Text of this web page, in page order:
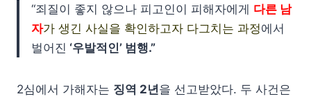
“죄질이 좋지 않으나 피고인이 피해자에게 다른 남
자가 생긴 사실을 확인하고자 다그치는 과정에서
벌어진 ‘우발적인’ 범행.”
2심에서 가해자는 징역 2년을 선고받았다. 두 사건은